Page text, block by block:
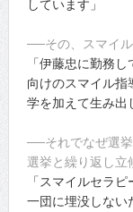
しています」
──その、スマイ
「伊藤忠に勤務
向けのスマイル
学を加えて生み出
──それでなぜ選
選挙と繰り返し立
「スマイルセラ
一団に埋没しない